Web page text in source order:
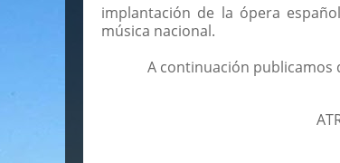
implantación de la ópera
música nacional.
A continuación publicamos